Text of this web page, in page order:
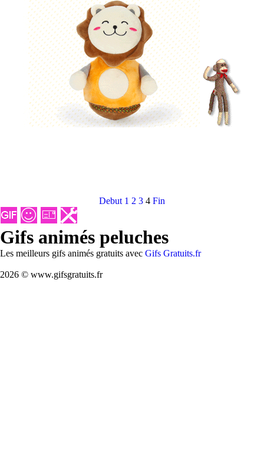
Debut 1 2 3 4 Fin
Gifs animés peluches
Les meilleurs gifs animés gratuits avec Gifs Gratuits.fr
2026 © www.gifsgratuits.fr